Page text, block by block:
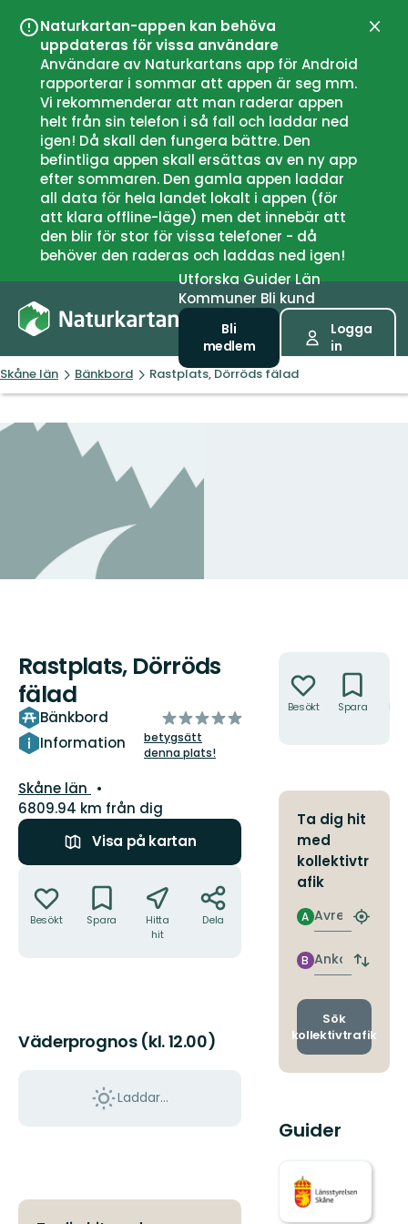
Naturkartan-appen kan behöva
uppdateras för vissa användare
Användare av Naturkartans app för Android
rapporterar i sommar att appen är seg mm.
Vi rekommenderar att man raderar appen
helt från sin telefon i så fall och laddar ned
igen! Då skall den fungera bättre. Den
befintliga appen skall ersättas av en ny app
efter sommaren. Den gamla appen laddar
all data för hela landet lokalt i appen (för
att klara offline-läge) men det innebär att
den blir för stor för vissa telefoner - då
behöver den raderas och laddas ned igen!
UtforskaGuiderLän
Kommuner Bli kund
Bli
medlem
Logga
in
Skåne län Bänkbord Rastplats, Dörröds fälad
Rastplats, Dörröds
fälad
Bänkbord
Information
av
5
stjärnor
betygsätt
denna plats!
Län:
Skåne län
6809.94 km från dig
Visa på kartan
Besökt Spara
Hitta
hit
Dela
Väderprognos (kl. 12.00)
Laddar...
Besökt Spara
Ta dig hit
med
kollektivtr
afik
Avresa
A
Hitta
Ankomst
B
Byt
och
Sök
kollektivtrafik
Guider